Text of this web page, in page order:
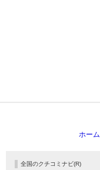
ホーム
全国のクチコミナビ(R)